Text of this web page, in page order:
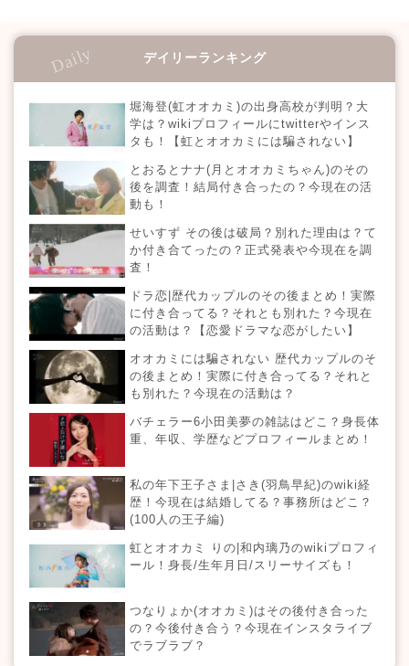
デイリーランキング
堀海登(虹オオカミ)の出身高校が判明？大
学は？wikiプロフィールにtwitterやインス
タも！【虹とオオカミには騙されない】
とおるとナナ(月とオオカミちゃん)のその
後を調査！結局付き合ったの？今現在の活
動も！
せいすず その後は破局？別れた理由は？て
か付き合てったの？正式発表や今現在を調
査！
ドラ恋|歴代カップルのその後まとめ！実際
に付き合ってる？それとも別れた？今現在
の活動は？【恋愛ドラマな恋がしたい】
オオカミには騙されない 歴代カップルのそ
の後まとめ！実際に付き合ってる？それと
も別れた？今現在の活動は？
バチェラー6小田美夢の雑誌はどこ？身長体
重、年収、学歴などプロフィールまとめ！
私の年下王子さま|さき(羽鳥早紀)のwiki経
歴！今現在は結婚してる？事務所はどこ？
(100人の王子編)
虹とオオカミ りの|和内璃乃のwikiプロフィ
ール！身長/生年月日/スリーサイズも！
つなりょか(オオカミ)はその後付き合った
の？今後付き合う？今現在インスタライブ
でラブラブ？